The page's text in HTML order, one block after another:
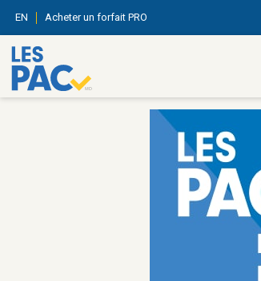
EN Acheter un forfait PRO